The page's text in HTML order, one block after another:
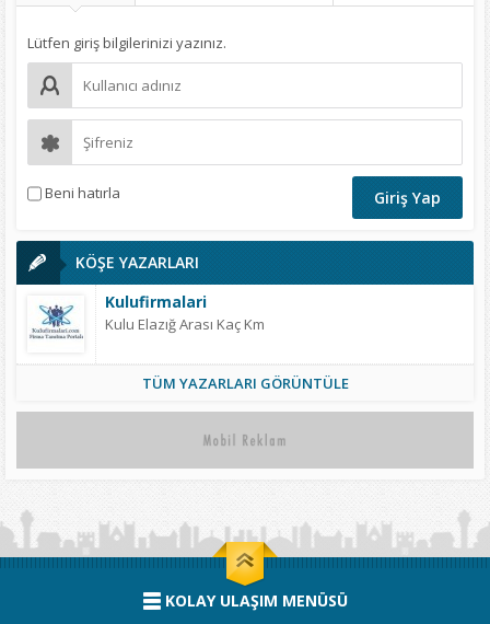
Lütfen giriş bilgilerinizi yazınız.
Beni hatırla
KÖŞE YAZARLARI
Kulufirmalari
Kulu Elazığ Arası Kaç Km
TÜM YAZARLARI GÖRÜNTÜLE
KOLAY ULAŞIM MENÜSÜ